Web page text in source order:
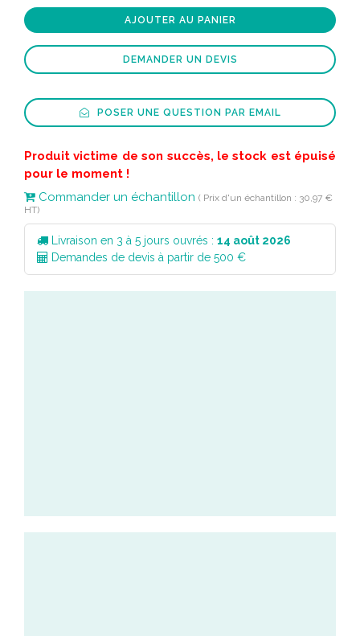
AJOUTER AU PANIER
DEMANDER UN DEVIS
POSER UNE QUESTION PAR EMAIL
Produit victime de son succès, le stock est épuisé
pour le moment !
Commander un échantillon ( Prix d'un échantillon : 30,97 €
HT)
Livraison en 3 à 5 jours ouvrés : 14 août 2026
Demandes de devis à partir de 500 €